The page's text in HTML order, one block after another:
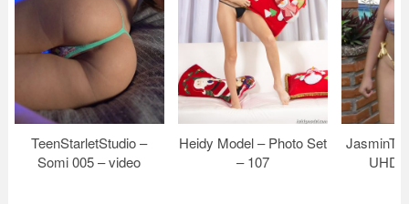
TeenStarletStudio –
Somi 005 – video
Heidy Model – Photo Set
– 107
UHD